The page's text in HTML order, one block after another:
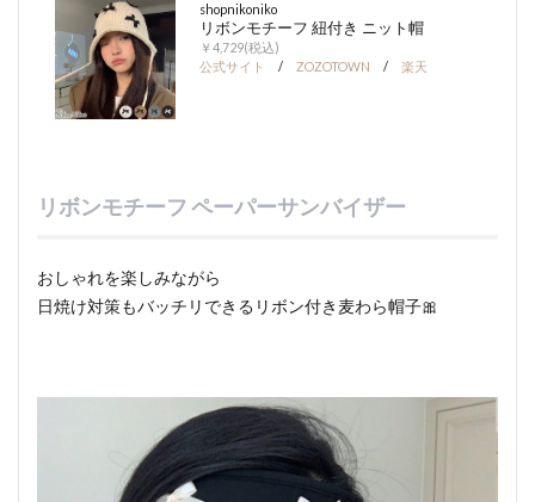
shopnikoniko
リボンモチーフ 紐付き ニット帽
￥4,729(税込)
公式サイト
/ ZOZOTOWN / 楽天
リボンモチーフ ペーパーサンバイザー
おしゃれを楽しみながら
日焼け対策もバッチリできるリボン付き麦わら帽子🎀